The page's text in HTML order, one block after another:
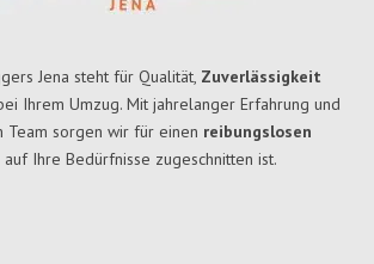
Jena steht für Qualität, Zuverlässigkeit
Ihrem Umzug. Mit jahrelanger Erfahrung und
Team sorgen wir für einen reibungslosen
Ihre Bedürfnisse zugeschnitten ist.